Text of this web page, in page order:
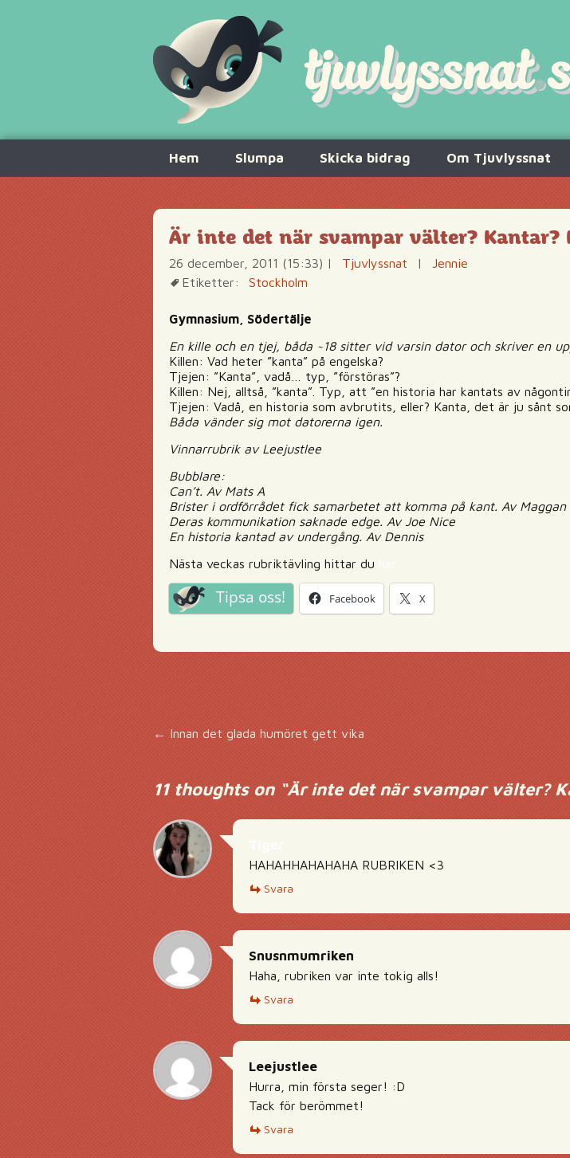
innehåll
Hem Slumpa Skicka bidrag Om Tjuvlyssnat
Är inte det när svampar välter? Kantar?
26 december, 2011 (15:33) | Tjuvlyssnat |
Jennie
Etiketter:
Stockholm
Gymnasium, Södertälje
En kille och en tjej, båda ~18 sitter vid varsin dator och skriver en
Killen: Vad heter ”kanta” på engelska?
Tjejen: ”Kanta”, vadå… typ, ”förstöras”?
Killen: Nej, alltså, ”kanta”. Typ, att ”en historia har kantats av
Tjejen: Vadå, en historia som avbrutits, eller? Kanta, det är ju sånt
Båda vänder sig mot datorerna igen.
Vinnarrubrik av Leejustlee
Bubblare:
Can’t. Av Mats A
Brister i ordförrådet fick samarbetet att komma på kant. Av Maggan
Deras kommunikation saknade edge. Av Joe Nice
En historia kantad av undergång. Av Dennis
Nästa veckas rubriktävling hittar du
Tipsa oss! Facebook X
Inläggsnavigering
← Innan det glada humöret gett vika
11 thoughts on “Är inte det när svampar välter?
HAHAHHAHAHAHA RUBRIKEN <3
Svara
Snusnmumriken
Haha, rubriken var inte tokig alls!
Svara
Leejustlee
Hurra, min första seger! :D
Tack för berömmet!
Svara